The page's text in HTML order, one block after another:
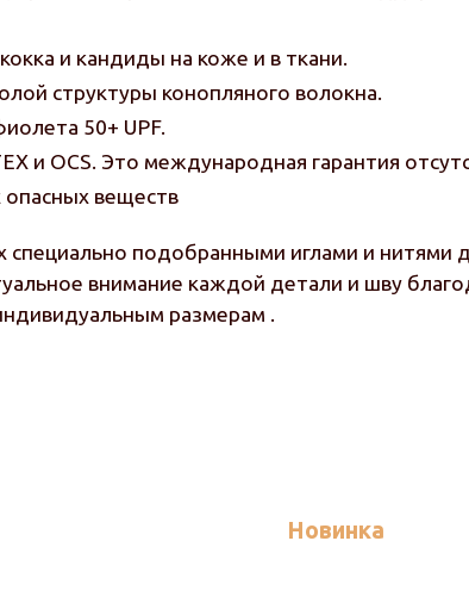
и кандиды на коже и в ткани.
структуры конопляного волокна.
50+ UPF.
и OCS. Это международная гарантия
веществ
подобранными иглами и нитями
внимание каждой детали и шву
размерам .
Новинка